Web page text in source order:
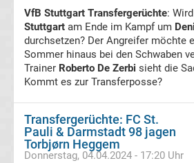
Deutschland
Transfergerüchte
England
Italien
VfB Stuttgart Transfergerüchte:
Stuttgart am Ende im Kampf um
durchsetzen? Der Angreifer möchte
Sommer hinaus bei den Schwaben
Trainer Roberto De Zerbi sieht die
Kommt es zur Transferposse?
Transfergerüchte: FC St.
Pauli & Darmstadt 98 jagen
Torbjørn Heggem
Donnerstag, 04.04.2024 - 17:20 Uhr